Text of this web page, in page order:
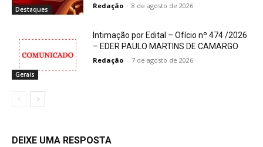
Destaques Redação - 8 de agosto de 2026
Gerais
Intimação por Edital – Ofício nº 474 /2026
– EDER PAULO MARTINS DE CAMARGO
Redação - 7 de agosto de 2026
DEIXE UMA RESPOSTA